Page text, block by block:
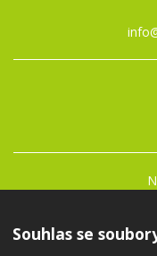
Souhlas se